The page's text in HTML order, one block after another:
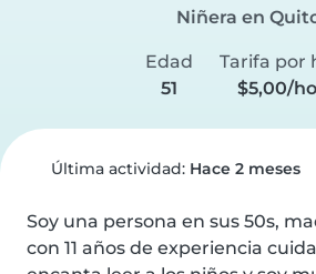
Niñera en
Edad
51
Tarifa por
$5,00/
Última actividad: Hace 2 meses
Soy una persona en sus 50s,
con 11 años de experiencia